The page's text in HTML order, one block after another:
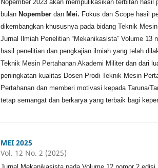
Nopember 2023 akan mempulikasikan terbitan
bulan Nopember dan Mei. Fokus dan Scope hasil
dikembangkan khususnya pada bidang Teknik
Jurnal Ilmiah Penelitian “Mekanikasista” Volume
hasil penelitian dan pengkajian ilmiah yang telah
Teknik Mesin Pertahanan Akademi Militer dan dari
peningkatan kualitas Dosen Prodi Teknik Mesin
Pertahanan dan memberi motivasi kepada Taruna/
tetap semangat dan berkarya yang terbaik bagi
MEI 2025
Vol. 12 No. 2 (2025)